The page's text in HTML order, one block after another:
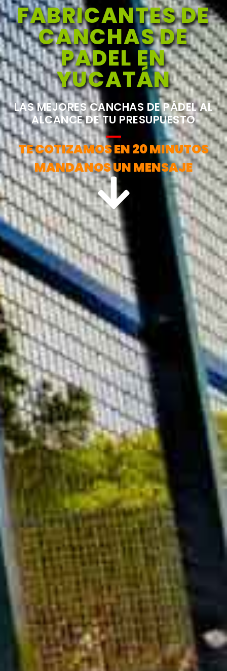
FABRICANTES DE
CANCHAS DE
PADEL EN
YUCATÁN
LAS MEJORES CANCHAS DE PÁDEL AL
ALCANCE DE TU PRESUPUESTO
TE COTIZAMOS EN 20 MINUTOS
MANDANOS UN MENSAJE